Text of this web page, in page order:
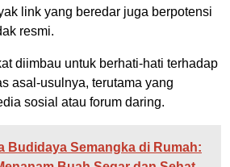
link yang beredar juga berpotensi
resmi.
diimbau untuk berhati-hati terhadap
asal-usulnya, terutama yang
sosial atau forum daring.
Budidaya Semangka di Rumah: